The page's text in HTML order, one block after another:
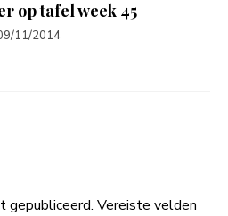
op tafel week 45
11/2014
gepubliceerd. Vereiste velden